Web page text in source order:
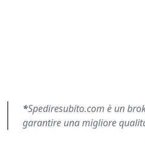
*Spediresubito.com è un
garantire una migliore